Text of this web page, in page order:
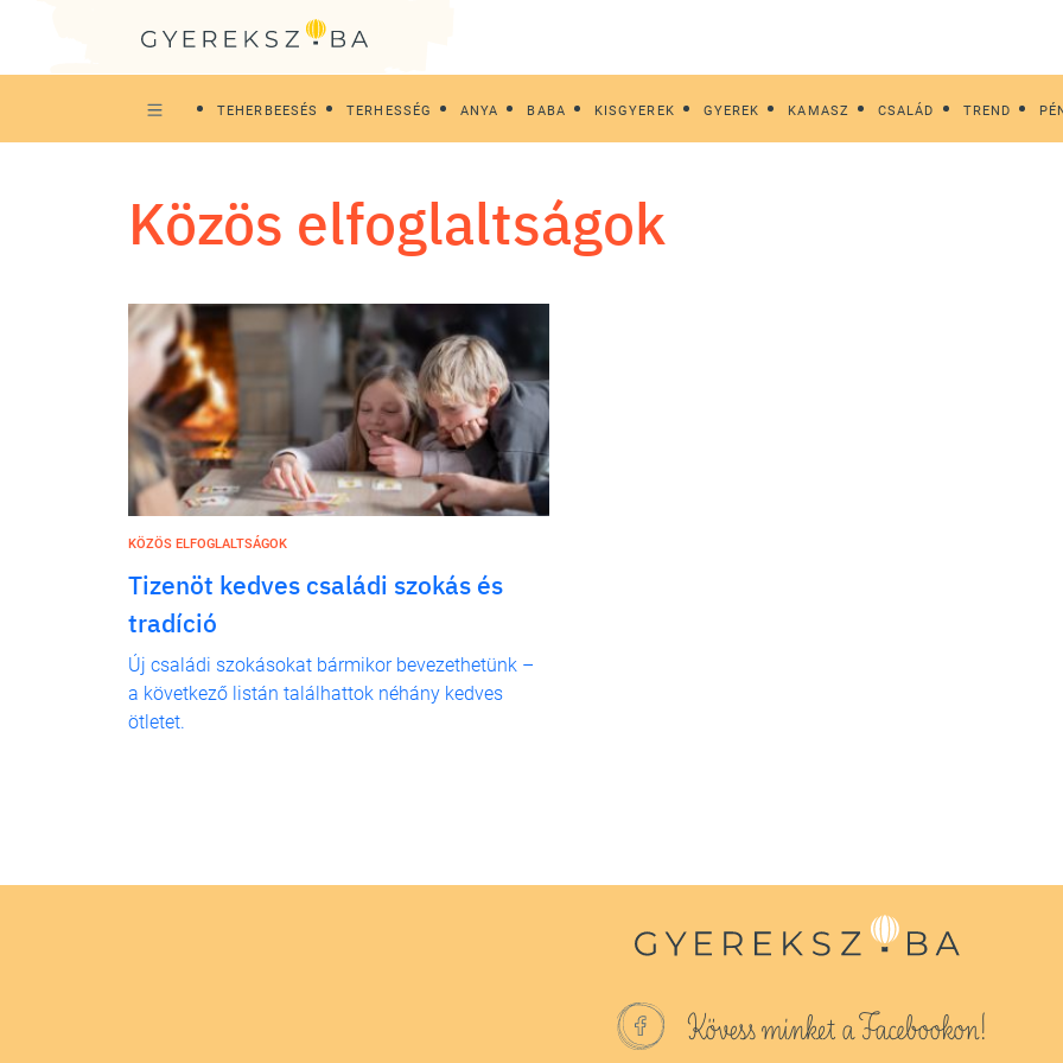
TEHERBEESÉS TERHESSÉG ANYA BABA KISGYEREK GYEREK KAMASZ CSALÁD TREND
közös elfoglaltságok
KÖZÖS ELFOGLALTSÁGOK
Tizenöt kedves családi szokás és
tradíció
Új családi szokásokat bármikor bevezethetünk –
a következő listán találhattok néhány kedves
ötletet.
Kövess minket a Facebookon!